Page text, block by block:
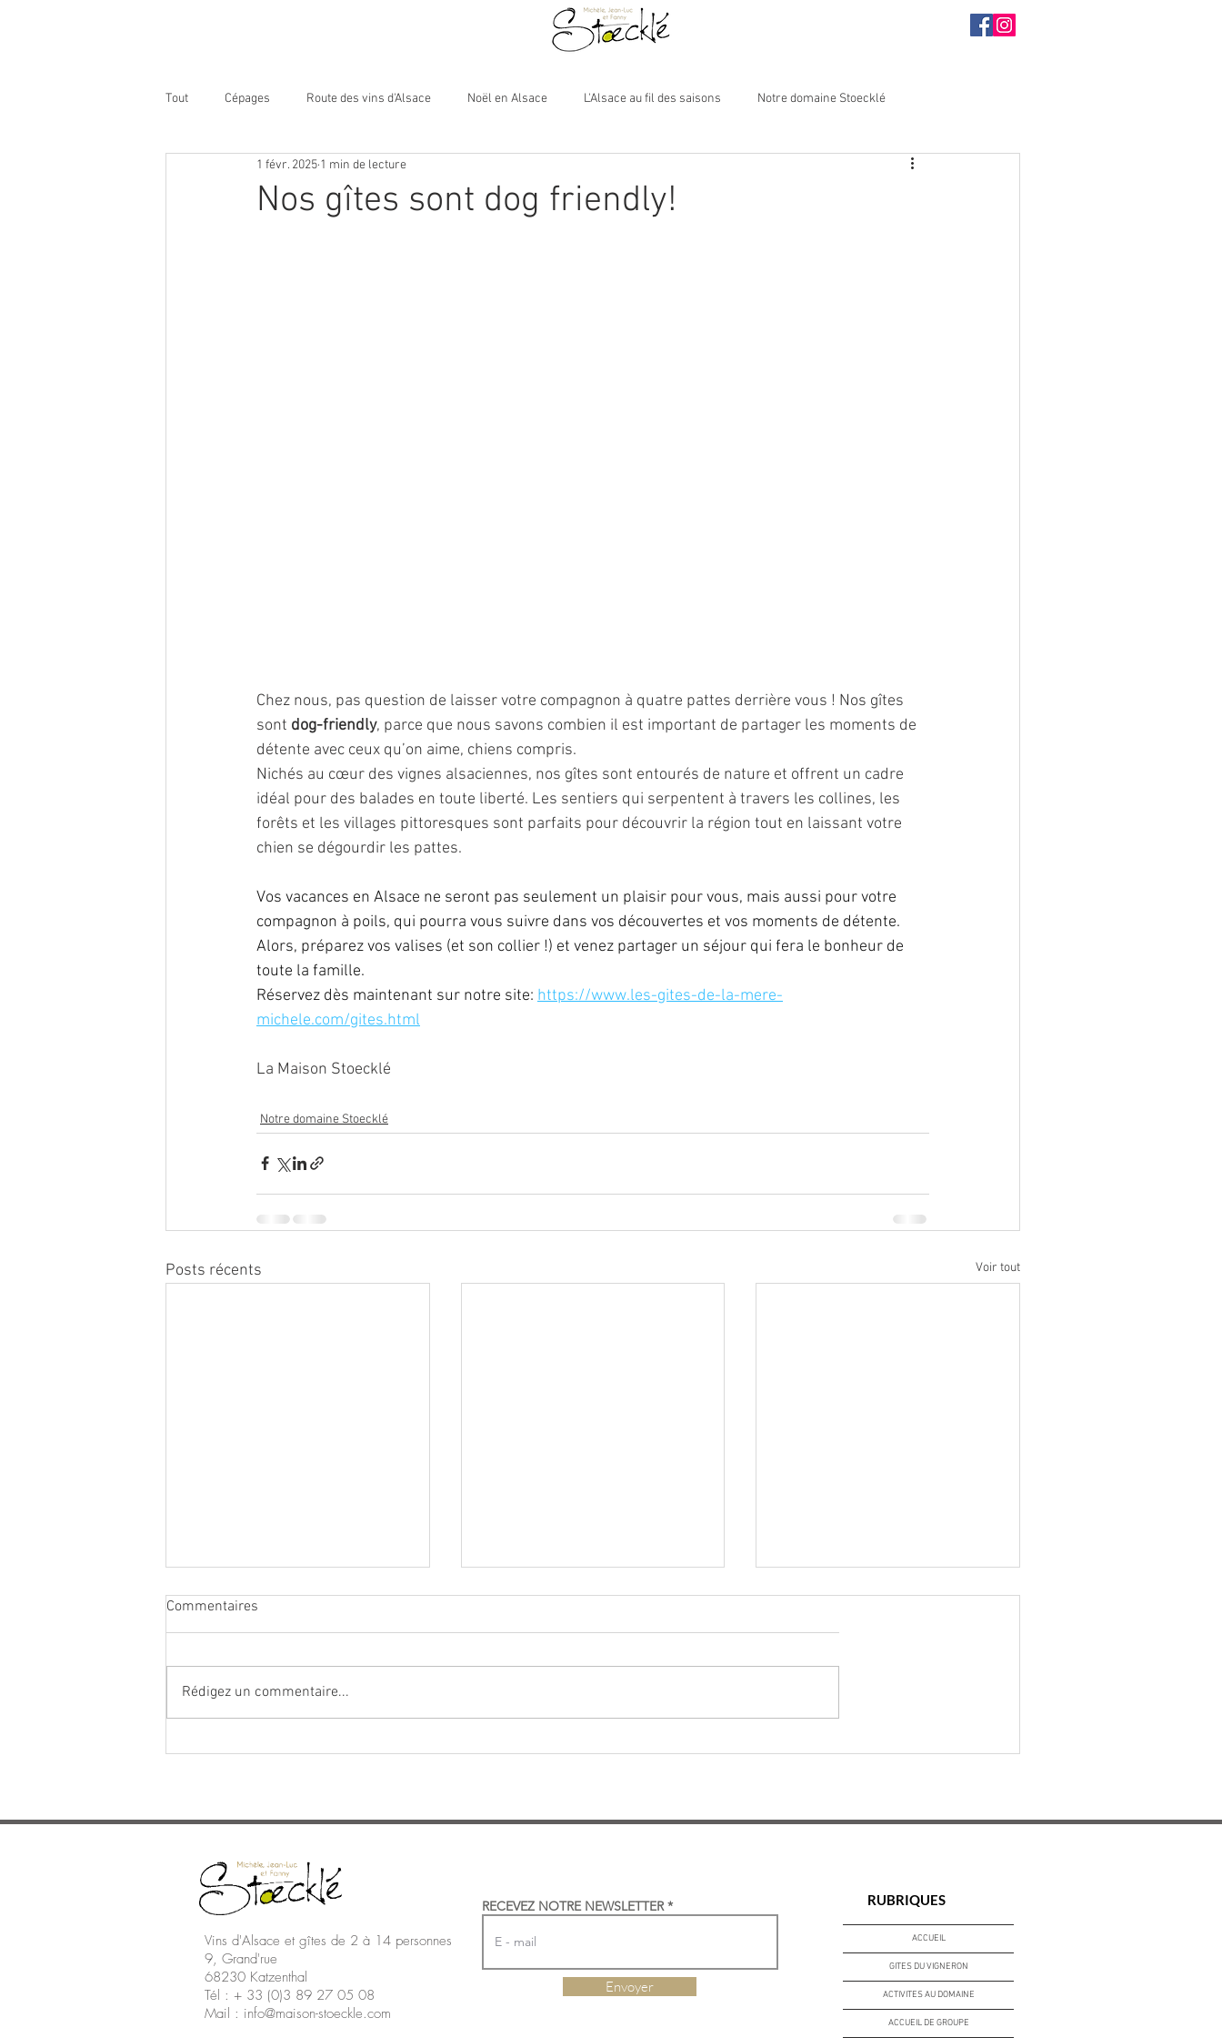
Tout Cépages Route des vins d'Alsace Noël en Alsace L'Alsace au fil des saisons Notre domaine Stoecklé
Nos gîtes sont dog friendly!
1 févr. 2025 1 min de lecture
Chez nous, pas question de laisser votre compagnon à quatre pattes derrière vous ! Nos gîtes
sont dog-friendly, parce que nous savons combien il est important de partager les moments de
détente avec ceux qu’on aime, chiens compris.
Nichés au cœur des vignes alsaciennes, nos gîtes sont entourés de nature et offrent un cadre
idéal pour des balades en toute liberté. Les sentiers qui serpentent à travers les collines, les
forêts et les villages pittoresques sont parfaits pour découvrir la région tout en laissant votre
chien se dégourdir les pattes.
Vos vacances en Alsace ne seront pas seulement un plaisir pour vous, mais aussi pour votre
compagnon à poils, qui pourra vous suivre dans vos découvertes et vos moments de détente.
Alors, préparez vos valises (et son collier !) et venez partager un séjour qui fera le bonheur de
toute la famille.
Réservez dès maintenant sur notre site: https://www.les-gites-de-la-mere-
michele.com/gites.html
La Maison Stoecklé
Notre domaine Stoecklé
Posts récents Voir tout
Commentaires
Rédigez un commentaire...
Vins d'Alsace et gîtes de 2 à 14 personnes
9, Grand'rue
68230 Katzenthal
Tél : + 33 (0)3 89 27 05 08
Mail : info@maison-stoeckle.com
RECEVEZ NOTRE NEWSLETTER
Envoyer
RUBRIQUES
ACCUEIL
GITES DU VIGNERON
ACTIVITES AU DOMAINE
ACCUEIL DE GROUPE